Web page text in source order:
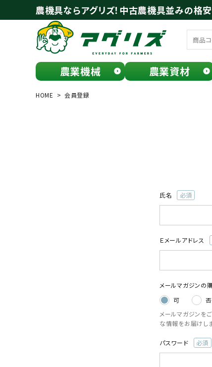
農機具ならアグリズ！中古農機具並みの格
農業機械 農業資材
ログイン
HOME 会員登録
氏名
(必
Ｅメールアドレス
メールマガジンの
可
否
メールマガジンを
な情報をお届けしま
パスワード
(必